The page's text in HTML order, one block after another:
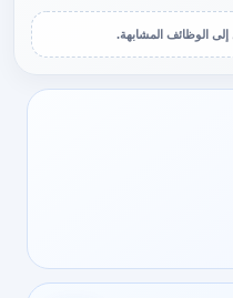
إلى الوظائف المشابهة.